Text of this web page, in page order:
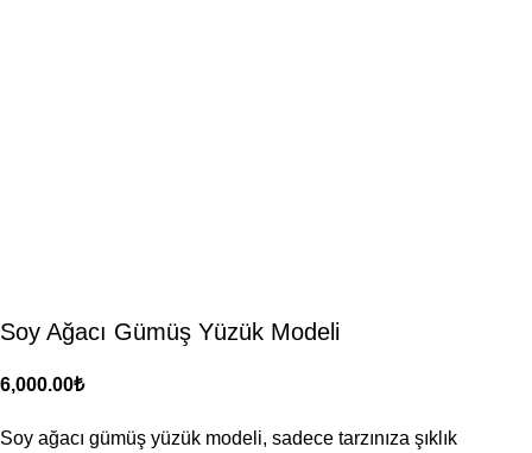
Soy Ağacı Gümüş Yüzük Modeli
₺
Soy ağacı gümüş yüzük modeli, sadece tarzınıza şıklık